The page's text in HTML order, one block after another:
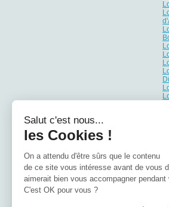
Salut c'est nous...
les Cookies !
On a attendu d'être sûrs que le contenu
de ce site vous intéresse avant de vous
aimerait bien vous accompagner
C'est OK pour vous ?